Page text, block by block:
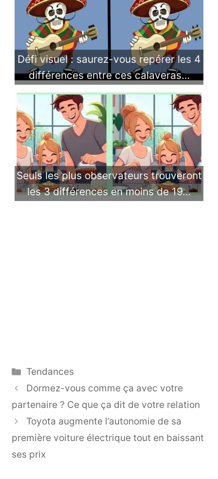
Défi visuel : saurez-vous repérer les 4
différences entre ces calaveras…
​Seuls les plus observateurs trouveront
les 3 différences en moins de 19…
Catégories
Tendances
Dormez-vous comme ça avec votre
partenaire ? Ce que ça dit de votre relation
Toyota augmente l’autonomie de sa
première voiture électrique tout en baissant
ses prix